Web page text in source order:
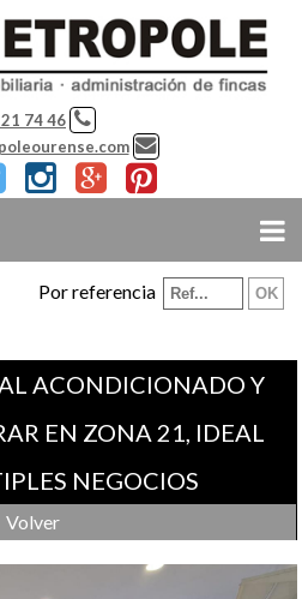
74 46
Por referencia
ACONDICIONADO Y
EN ZONA 21, IDEAL
NEGOCIOS
Volver